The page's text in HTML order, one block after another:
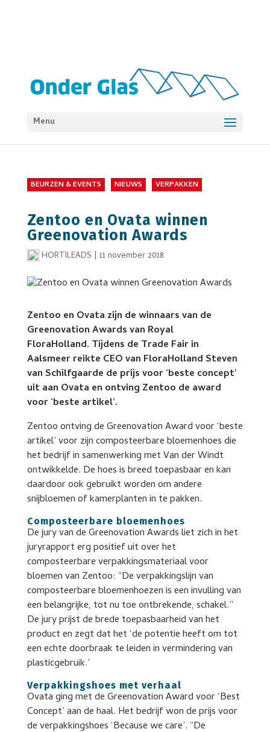
Menu
BEURZEN & EVENTS NIEUWS VERPAKKEN
Zentoo en Ovata winnen
Greenovation Awards
HORTILEADS | 11 november 2018
Zentoo en Ovata zijn de winnaars van de
Greenovation Awards van Royal
FloraHolland. Tijdens de Trade Fair in
Aalsmeer reikte CEO van FloraHolland Steven
van Schilfgaarde de prijs voor ‘beste concept’
uit aan Ovata en ontving Zentoo de award
voor ‘beste artikel’.
Zentoo ontving de Greenovation Award voor ‘beste
artikel’ voor zijn composteerbare bloemenhoes die
het bedrijf in samenwerking met Van der Windt
ontwikkelde. De hoes is breed toepasbaar en kan
daardoor ook gebruikt worden om andere
snijbloemen of kamerplanten in te pakken.
Composteerbare bloemenhoes
De jury van de Greenovation Awards liet zich in het
juryrapport erg positief uit over het
composteerbare verpakkingsmateriaal voor
bloemen van Zentoo: “De verpakkingslijn van
composteerbare bloemenhoezen is een invulling van
een belangrijke, tot nu toe ontbrekende, schakel.”
De jury prijst de brede toepasbaarheid van het
product en zegt dat het ‘de potentie heeft om tot
een echte doorbraak te leiden in vermindering van
plasticgebruik.’
Verpakkingshoes met verhaal
Ovata ging met de Greenovation Award voor ‘Best
Concept’ aan de haal. Het bedrijf won de prijs voor
de verpakkingshoes ‘Because we care’. “De